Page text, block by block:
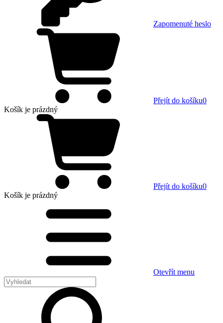
Zapomenuté heslo
Přejít do košíku0
Košík je prázdný
Přejít do košíku0
Košík je prázdný
Otevřít menu